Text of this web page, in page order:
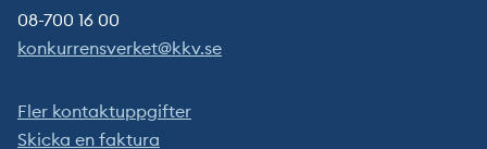
08-700 16 00
konkurrensverket@kkv.se
Fler kontaktuppgifter
Skicka en faktura